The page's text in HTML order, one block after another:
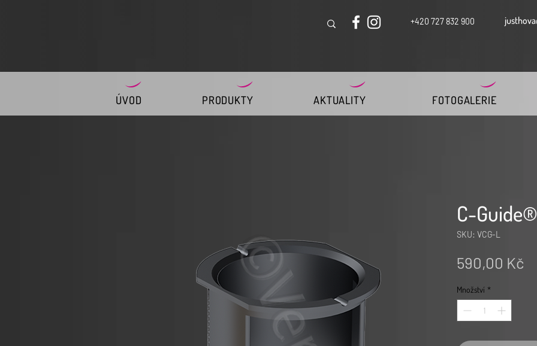
+420 727 832 900
C-
SKU: VCG-L
590,00 Kč
Množství *
ÚVOD PRODUKTY AKTUALITY FOTOGALERIE